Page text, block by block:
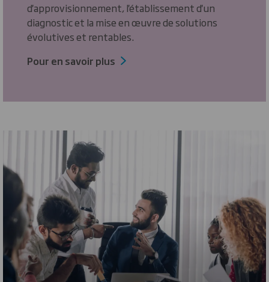
d'approvisionnement, l'établissement d'un
diagnostic et la mise en œuvre de solutions
évolutives et rentables.
Pour en savoir plus